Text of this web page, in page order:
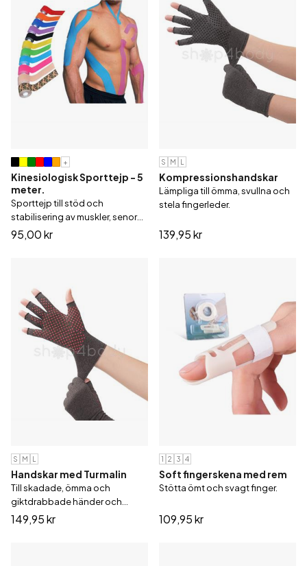
+
Kinesiologisk Sporttejp - 5
meter.
Sporttejp till stöd och
stabilisering av muskler, senor
och leder.
95,00 kr
S M L
Kompressionshandskar
Lämpliga till ömma, svullna och
stela fingerleder.
139,95 kr
S M L
Handskar med Turmalin
Till skadade, ömma och
giktdrabbade händer och
fingrar.
149,95 kr
1 2 3 4
Soft fingerskena med rem
Stötta ömt och svagt finger.
109,95 kr